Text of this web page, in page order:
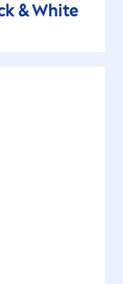
&White